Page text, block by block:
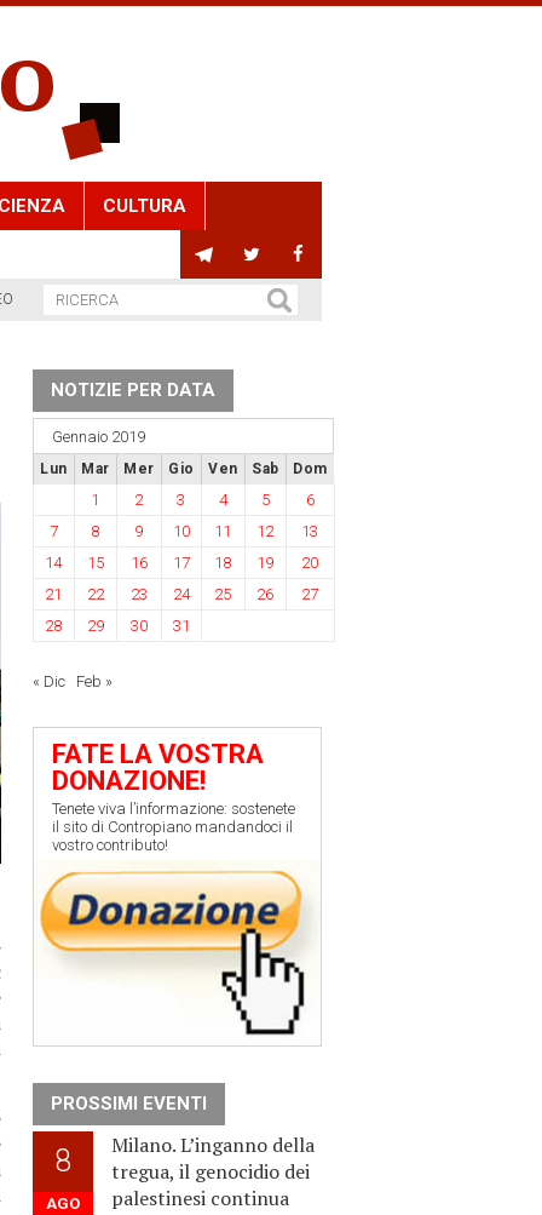
CULTURA
NOTIZIE PER DATA
Gennaio 2019
Lun Mar Mer Gio Ven Sab Dom
1 2 3 4 5
6
7
8 9 10 11 12
13
14
15 16 17 18 19
20
21
22 23 24 25 26
27
28
29 30 31
« Dic Feb »
FATE LA VOSTRA
DONAZIONE!
Tenete viva l’informazione: sostenete
il sito di Contropiano mandandoci il
vostro contributo!
PROSSIMI EVENTI
8
AGO
Milano. L’inganno della
tregua, il genocidio dei
palestinesi continua